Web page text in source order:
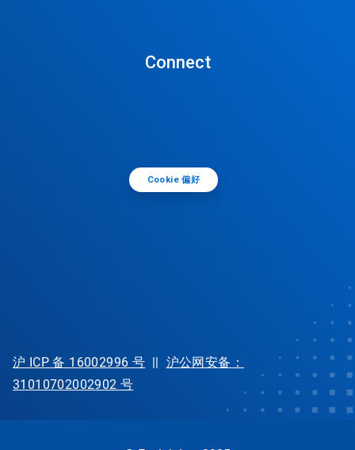
Connect
Cookie 偏好
沪 ICP 备 16002996 号 || 沪公网安备：
31010702002902 号